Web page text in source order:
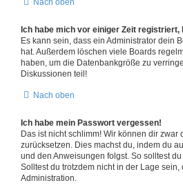
Nach oben
Ich habe mich vor einiger Zeit
Es kann sein, dass ein Administrator dein
hat. Außerdem löschen viele Boards
haben, um die Datenbankgröße zu
Diskussionen teil!
Nach oben
Ich habe mein Passwort vergessen!
Das ist nicht schlimm! Wir können dir
zurücksetzen. Dies machst du, indem du
und den Anweisungen folgst. So solltest
Solltest du trotzdem nicht in der Lage
Administration.